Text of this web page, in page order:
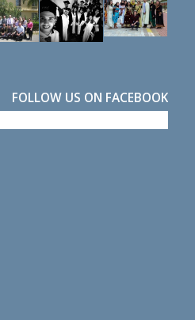
FOLLOW US ON FACEBOOK